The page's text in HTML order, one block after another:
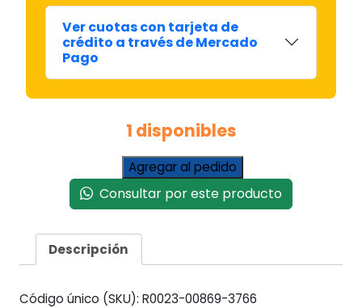
Ver cuotas con tarjeta de
crédito a través de Mercado
Pago
1 disponibles
Anaquel
Alto
660
Hpk141m00ba
Hpk141m00ba
Hpk141m10sa
cantidad
Agregar al pedido
Consultar por este producto
Descripción
Código único (SKU): R0023-00869-3766